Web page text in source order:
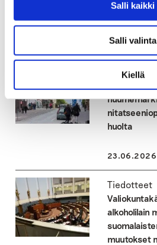
Salli kaikki
Salli valinta
Kiellä
23.06.2026
Tiedotteet
huolta
23.06.2026
Tiedotteet
alkoholilain
muutokset